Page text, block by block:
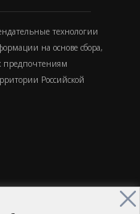
технологии
на основе сбора,
предпочтениям
Российской